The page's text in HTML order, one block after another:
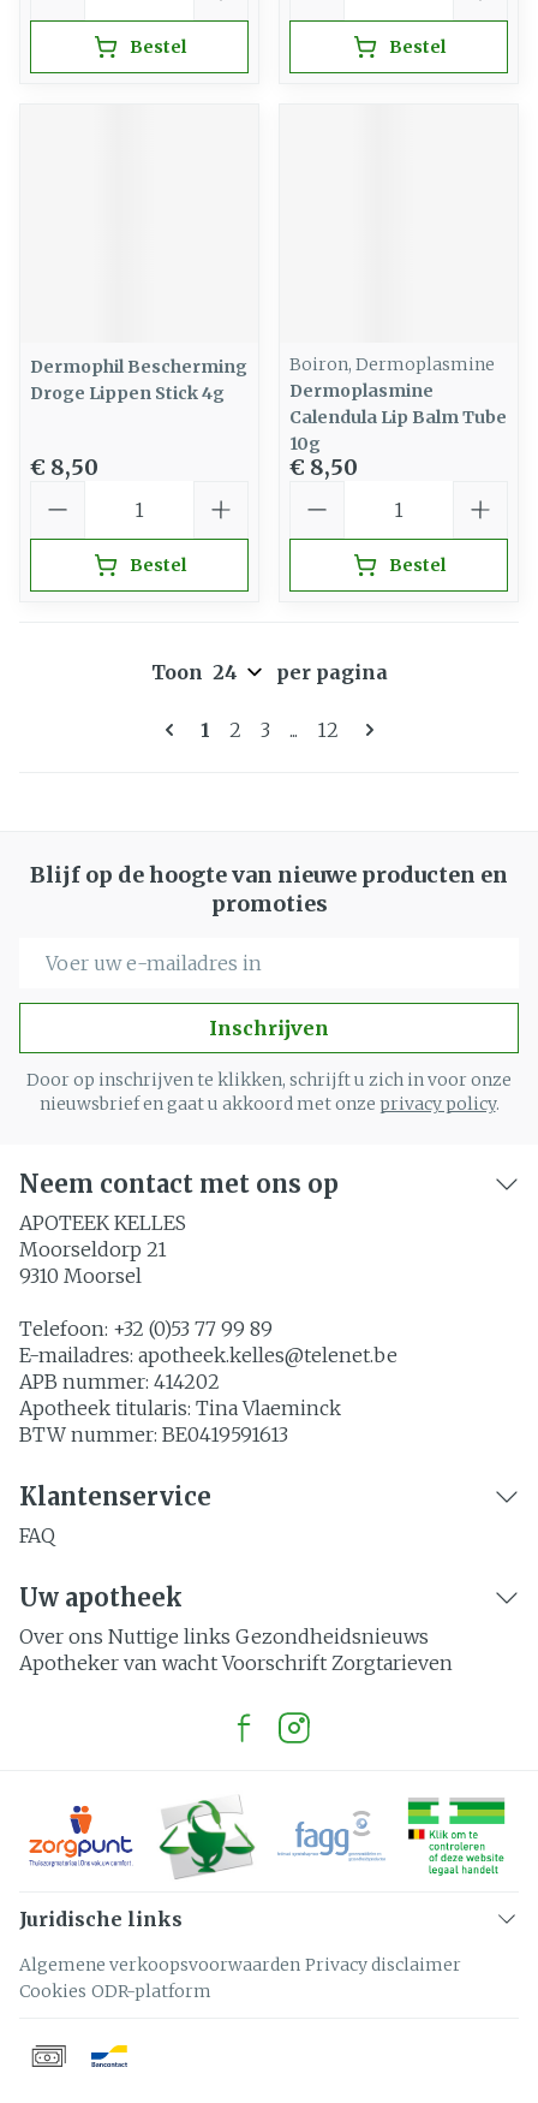
Bestel Bestel
Dermophil Bescherming
Droge Lippen Stick 4g
€ 8,50
Bestel
Boiron, Dermoplasmine
Dermoplasmine
Calendula Lip Balm Tube
10g
€ 8,50
Bestel
Pagina's
U lees momenteel pagina
1 Pagina
2 Pagina
3 ... Pagina
12
Toon per pagina
Blijf op de hoogte van nieuwe producten en
promoties
Inschrijven
Door op inschrijven te klikken, schrijft u zich in voor onze
nieuwsbrief en gaat u akkoord met onze privacy policy.
Neem contact met ons op
APOTEEK KELLES
Moorseldorp 21
9310 Moorsel
Telefoon: +32 (0)53 77 99 89
E-mailadres: apotheek.kelles@telenet.be
APB nummer: 414202
Apotheek titularis: Tina Vlaeminck
BTW nummer: BE0419591613
Klantenservice
FAQ
Uw apotheek
Over ons Nuttige links Gezondheidsnieuws
Apotheker van wacht Voorschrift Zorgtarieven
Juridische links
Algemene verkoopsvoorwaarden Privacy disclaimer
Cookies ODR-platform